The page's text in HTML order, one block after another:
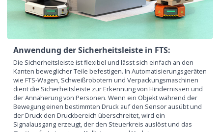
Anwendung der Sicherheitsleiste in FTS:
Die Sicherheitsleiste ist flexibel und lässt sich einfach an den
Kanten beweglicher Teile befestigen. In Automatisierungsgeräten
wie FTS-Wagen, Schweißrobotern und Verpackungsmaschinen
dient die Sicherheitsleiste zur Erkennung von Hindernissen und
der Annäherung von Personen. Wenn ein Objekt während der
Bewegung einen bestimmten Druck auf den Sensor ausübt und
der Druck den Druckbereich überschreitet, wird ein
Signalausgang erzeugt, der den Steuerkreis auslöst und das